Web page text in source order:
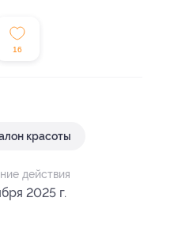
16
красоты
действия
2025 г.